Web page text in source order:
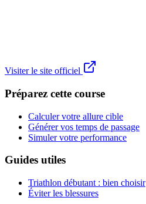
Visiter le site officiel
Préparez cette course
Calculer votre allure cible
Générer vos temps de passage
Simuler votre performance
Guides utiles
Triathlon débutant : bien choisir
Éviter les blessures